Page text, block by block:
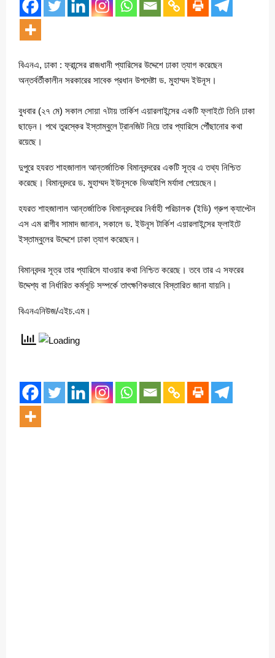
বিএনএ, ঢাকা : ফ্রান্সের রাজধানী প্যারিসের উদ্দেশে ঢাকা ত্যাগ করেছেন
অন্তর্বর্তীকালীন সরকারের সাবেক প্রধান উপদেষ্টা ড. মুহাম্মদ ইউনূস।
বুধবার (২৭ মে) সকাল সোয়া ৭টায় তার্কিশ এয়ারলাইন্সের একটি ফ্লাইটে তিনি ঢাকা
ছাড়েন। পথে তুরস্কের ইস্তাম্বুলে ট্রানজিট নিয়ে তার প্যারিসে পৌঁছানোর কথা
রয়েছে।
দুপুরে হযরত শাহজালাল আন্তর্জাতিক বিমানবন্দরের একটি সূত্র এ তথ্য নিশ্চিত
করেছে। বিমানবন্দরে ড. মুহাম্মদ ইউনূসকে ভিআইপি মর্যাদা পেয়েছেন।
হযরত শাহজালাল আন্তর্জাতিক বিমানবন্দরের নির্বাহী পরিচালক (ইডি) গ্রুপ ক্যাপ্টেন
এস এম রাগীব সামাদ জানান, সকালে ড. ইউনূস টার্কিশ এয়ারলাইন্সের ফ্লাইটে
ইস্তাম্বুলের উদ্দেশে ঢাকা ত্যাগ করেছেন।
বিমানবন্দর সূত্র তার প্যারিসে যাওয়ার কথা নিশ্চিত করেছে। তবে তার এ সফরের
উদ্দেশ্য বা নির্ধারিত কর্মসূচি সম্পর্কে তাৎক্ষণিকভাবে বিস্তারিত জানা যায়নি।
বিএনএনিউজ/এইচ.এম।